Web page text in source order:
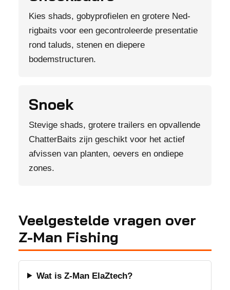
Kies shads, gobyprofielen en grotere Ned-
rigbaits voor een gecontroleerde presentatie
rond taluds, stenen en diepere
bodemstructuren.
Snoek
Stevige shads, grotere trailers en opvallende
ChatterBaits zijn geschikt voor het actief
afvissen van planten, oevers en ondiepe
zones.
Veelgestelde vragen over
Z-Man Fishing
Wat is Z-Man ElaZtech?